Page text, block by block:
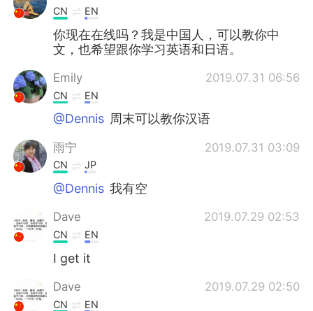
CN EN
你现在在线吗？我是中国人，可以教你中
文，也希望跟你学习英语和日语。
Emily 2019.07.31 06:56
CN EN
@Dennis 周末可以教你汉语
雨宁 2019.07.31 03:09
CN JP
@Dennis 我有空
Dave 2019.07.29 02:53
CN EN
I get it
Dave 2019.07.29 02:50
CN EN